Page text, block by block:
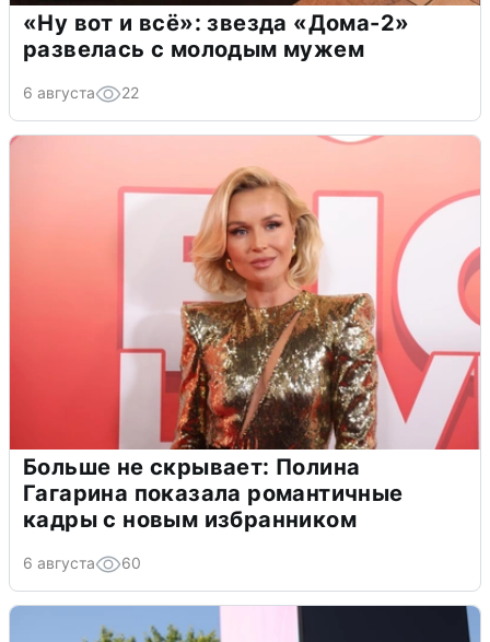
«Ну вот и всё»: звезда «Дома-2»
развелась с молодым мужем
6 августа 22
Больше не скрывает: Полина
Гагарина показала романтичные
кадры с новым избранником
6 августа 60